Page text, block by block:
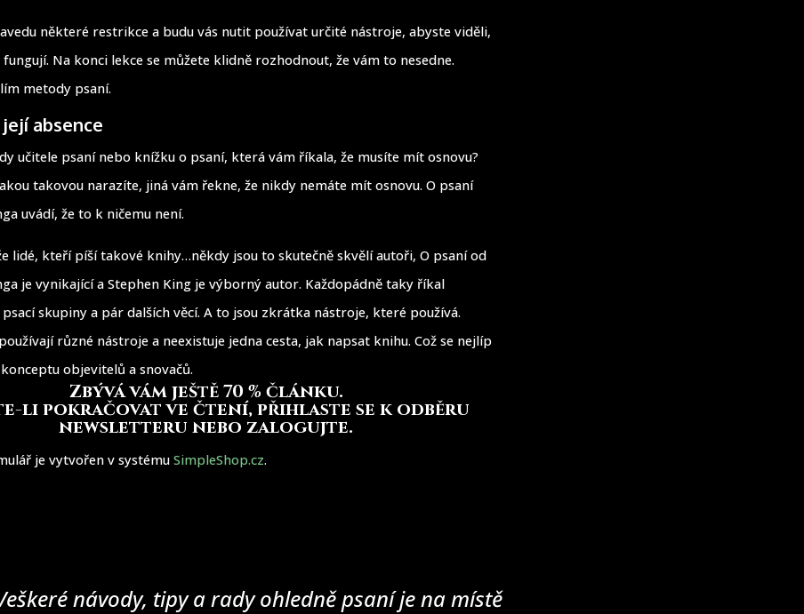
některé restrikce a budu vás nutit používat určité nástroje, abyste viděli,
Na konci lekce se můžete klidně rozhodnout, že vám to nesedne.
metody psaní.
absence
učitele psaní nebo knížku o psaní, která vám říkala, že musíte mít osnovu?
takovou narazíte, jiná vám řekne, že nikdy nemáte mít osnovu. O psaní
uvádí, že to k ničemu není.
lidé, kteří píší takové knihy…někdy jsou to skutečně skvělí autoři, O psaní od
je vynikající a Stephen King je výborný autor. Každopádně taky říkal
skupiny a pár dalších věcí. A to jsou zkrátka nástroje, které používá.
různé nástroje a neexistuje jedna cesta, jak napsat knihu. Což se nejlíp
objevitelů a snovačů.
Zbývá vám ještě 70 % článku.
li pokračovat ve čtení, přihlaste se k odběru
newsletteru nebo zalogujte.
je vytvořen v systémuSimpleShop.cz.
návody, tipy a rady ohledně psaní je na místě